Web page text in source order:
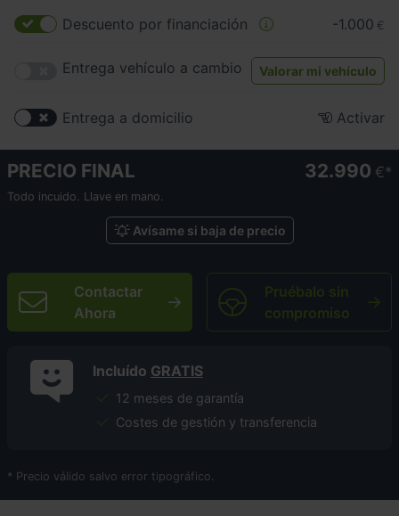
Descuento por financiación -1.000 €
Entrega vehículo a cambio Valorar mi vehículo
Entrega a domicilio Activar
PRECIO FINAL 32.990 €
Todo incuido. Llave en mano.
Avísame si baja de precio
Contactar
Ahora
Pruébalo sin
compromiso
Incluído GRATIS
12 meses de garantía
Costes de gestión y transferencia
* Precio válido salvo error tipográfico.